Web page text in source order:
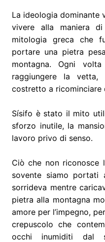
La ideologia dominante
vivere alla maniera
mitologia greca che
portare una pietra
montagna. Ogni
raggiungere la
costretto a ricominciare
Sísifo è stato il mito
sforzo inutile, la
lavoro privo di senso.
Ciò che non riconosce
sovente siamo portati
sorrideva mentre
pietra alla montagna
amore per l’impegno,
crepuscolo che
occhi inumiditi dal